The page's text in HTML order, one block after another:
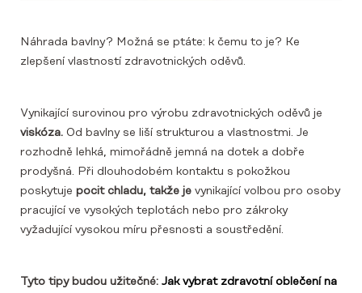
Náhrada bavlny? Možná se ptáte: k čemu to je? Ke
zlepšení vlastností zdravotnických oděvů.
Vynikající surovinou pro výrobu zdravotnických oděvů je
viskóza. Od bavlny se liší strukturou a vlastnostmi. Je
rozhodně lehká, mimořádně jemná na dotek a dobře
prodyšná. Při dlouhodobém kontaktu s pokožkou
poskytuje pocit chladu, takže je vynikající volbou pro osoby
pracující ve vysokých teplotách nebo pro zákroky
vyžadující vysokou míru přesnosti a soustředění.
Tyto tipy budou užitečné: Jak vybrat zdravotní oblečení na